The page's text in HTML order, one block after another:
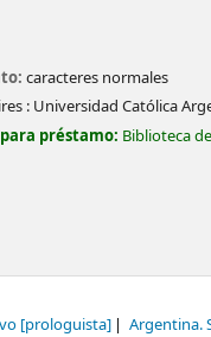
caracteres normales
: Universidad Católica
préstamo: Biblioteca
[prologuista] Argentina.